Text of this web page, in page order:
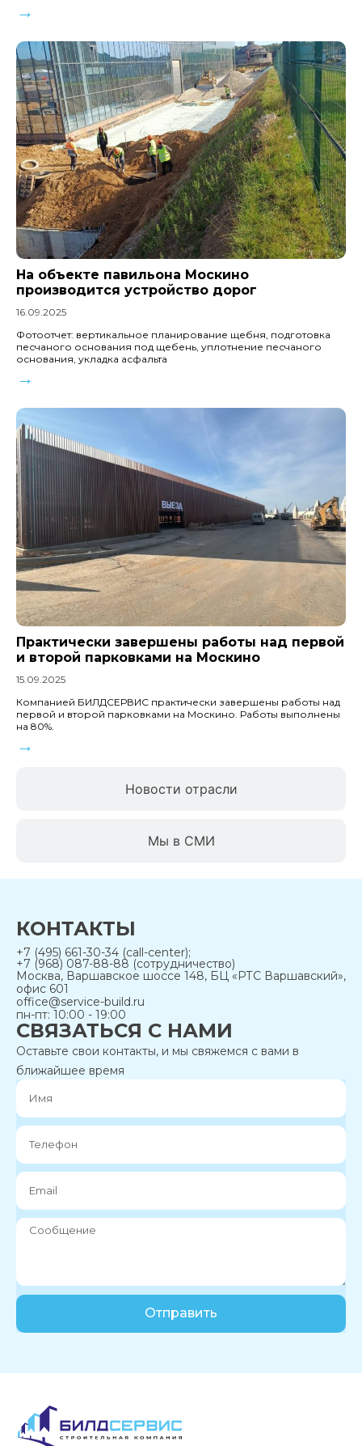
Новости отрасли
Мы в СМИ
→
На объекте павильона Москино
производится устройство дорог
16.09.2025
Фотоотчет: вертикальное планирование щебня, подготовка
песчаного основания под щебень, уплотнение песчаного
основания, укладка асфальта
→
Практически завершены работы над первой
и второй парковками на Москино
15.09.2025
Компанией БИЛДСЕРВИС практически завершены работы над
первой и второй парковками на Москино. Работы выполнены
на 80%.
→
КОНТАКТЫ
+7 (495) 661-30-34 (call-center);
+7 (968) 087-88-88 (сотрудничество)
Москва, Варшавское шоссе 148, БЦ «РТС Варшавский»,
офис 601
office@service-build.ru
пн-пт: 10:00 - 19:00
СВЯЗАТЬСЯ С НАМИ
Оставьте свои контакты, и мы свяжемся с вами в
ближайшее время
Отправить